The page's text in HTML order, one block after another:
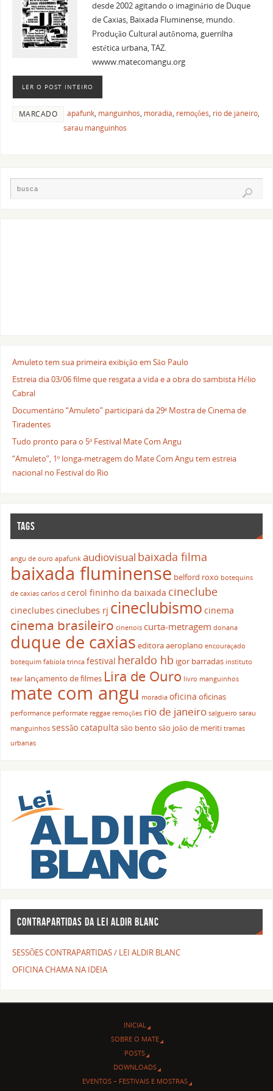
desde 2002 agitando o imaginário de Duque
de Caxias, Baixada Fluminense, mundo.
Produção Cultural autônoma, guerrilha
estética urbana, TAZ.
wwww.matecomangu.org
LER O POST INTEIRO
MARCADO apafunk, manguinhos, moradia, remoções, rio de janeiro,
sarau manguinhos
Amuleto tem sua primeira exibição em São Paulo
Estreia dia 03/06 filme que resgata a vida e a obra do sambista Hélio
Cabral
Documentário “Amuleto” participará da 29ª Mostra de Cinema de
Tiradentes
Tudo pronto para o 5º Festival Mate Com Angu
“Amuleto”, 1º longa-metragem do Mate Com Angu tem estreia
nacional no Festival do Rio
TAGS
angu de ouro apafunk audiovisual baixada filma
baixada fluminense belford roxo botequins
de caxias carlos d cerol fininho da baixada cineclube
cineclubes cineclubes rj cineclubismo cinema
cinema brasileiro cinenois curta-metragem donana
duque de caxias editora aeroplano encouraçado
botequim fabíola trinca festival heraldo hb igor barradas instituto
tear lançamento de filmes Lira de Ouro livro manguinhos
mate com angu moradia oficina oficinas
performance performate reggae remoções rio de janeiro salgueiro sarau
manguinhos sessão catapulta são bento são joão de meriti tramas
urbanas
CONTRAPARTIDAS DA LEI ALDIR BLANC
SESSÕES CONTRAPARTIDAS / LEI ALDIR BLANC
OFICINA CHAMA NA IDEIA
INICIAL
SOBRE O MATE
POSTS
DOWNLOADS
EVENTOS – FESTIVAIS E MOSTRAS